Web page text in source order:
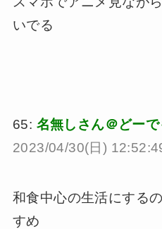
いでる
65: 名無しさん＠どーで
2023/04/30(日)
和食中心の生活にする
すめ